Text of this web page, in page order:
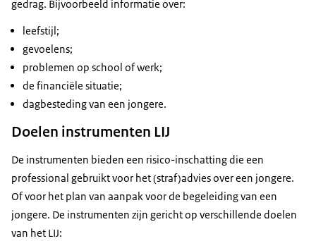
gedrag. Bijvoorbeeld informatie over:
leefstijl;
gevoelens;
problemen op school of werk;
de financiële situatie;
dagbesteding van een jongere.
Doelen instrumenten LIJ
De instrumenten bieden een risico-inschatting die een
professional gebruikt voor het (straf)advies over een jongere.
Of voor het plan van aanpak voor de begeleiding van een
jongere. De instrumenten zijn gericht op verschillende doelen
van het LIJ: